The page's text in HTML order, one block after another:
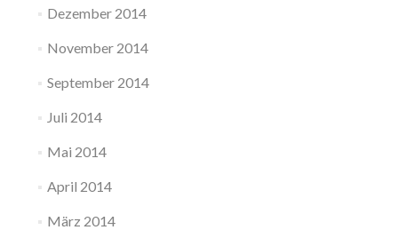
Dezember 2014
November 2014
September 2014
Juli 2014
Mai 2014
April 2014
März 2014